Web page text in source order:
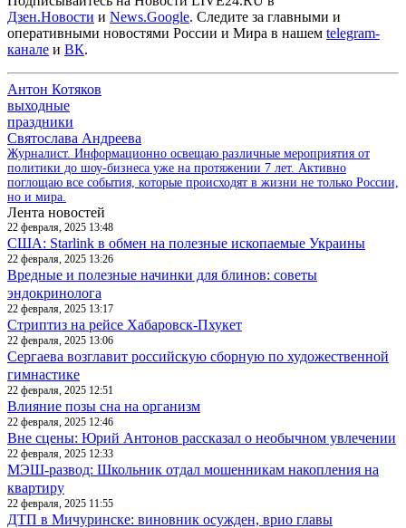
Дзен.Новости и News.Google. Следите за главными и
оперативными новостями России и Мира в нашем telegram-
канале и ВК.
Антон Котяков
выходные
праздники
Святослава Андреева
Журналист. Информационно освещаю различные мероприятия от
политики до шоу-бизнеса уже на протяжении 7 лет. Активно
поглощаю все события, которые происходят в жизни не только России,
но и мира.
Лента новостей
22 февраля, 2025 13:48
США: Starlink в обмен на полезные ископаемые Украины
22 февраля, 2025 13:26
Вредные и полезные начинки для блинов: советы
эндокринолога
22 февраля, 2025 13:17
Стриптиз на рейсе Хабаровск-Пхукет
22 февраля, 2025 13:06
Сергаева возглавит российскую сборную по художественной
гимнастике
22 февраля, 2025 12:51
Влияние позы сна на организм
22 февраля, 2025 12:46
Вне сцены: Юрий Антонов рассказал о необычном увлечении
22 февраля, 2025 12:33
МЭШ-развод: Школьник отдал мошенникам накопления на
квартиру
22 февраля, 2025 11:55
ДТП в Мичуринске: виновник осужден, врио главы